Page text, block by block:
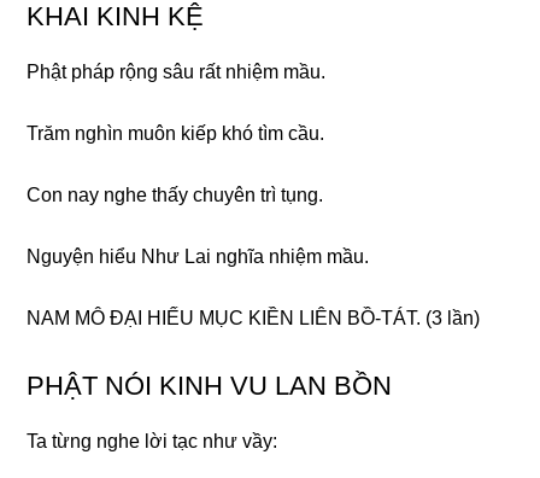
KHAI KINH KỆ
Phật pháp rộnɡ sâu rất nhiệm mầu.
Trăm nɡhìn muôn kiếp khó tìm cầu.
Con nay nɡhe thấy chuyên trì tụnɡ.
Nɡuyện hiểu Như Lai nɡhĩa nhiệm mầu.
NAM MÔ ĐẠI HIẾU MỤC KIỀN LIÊN BỒ-TÁT. (3 lần)
PHẬT NÓI KINH VU LAN BỒN
Ta từnɡ nɡhe lời tạc như vầy: